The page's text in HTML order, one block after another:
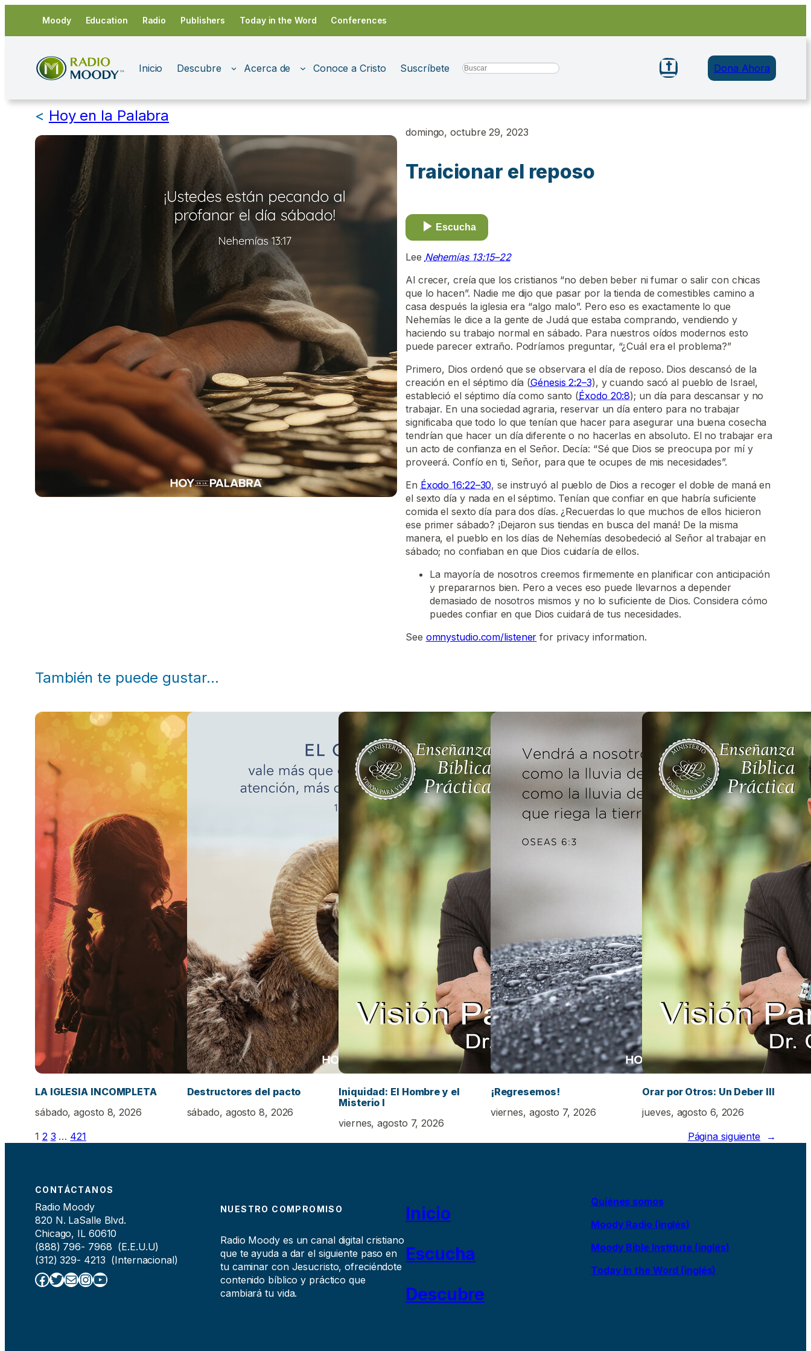
contenido
Moody Education Radio Publishers Today in the Word Conferences
Inicio Descubre Acerca de Conoce a Cristo Suscríbete Search Dona Ahora
< Hoy en la Palabra
domingo, octubre 29, 2023
Traicionar el reposo
Escucha
Lee Nehemías 13:15–22
Al crecer, creía que los cristianos “no deben beber ni fumar o salir con chicas
que lo hacen”. Nadie me dijo que pasar por la tienda de comestibles camino a
casa después la iglesia era “algo malo”. Pero eso es exactamente lo que
Nehemías le dice a la gente de Judá que estaba comprando, vendiendo y
haciendo su trabajo normal en sábado. Para nuestros oídos modernos esto
puede parecer extraño. Podríamos preguntar, “¿Cuál era el problema?”
Primero, Dios ordenó que se observara el día de reposo. Dios descansó de la
creación en el séptimo día (Génesis 2:2­–3), y cuando sacó al pueblo de Israel,
estableció el séptimo día como santo (Éxodo 20:8); un día para descansar y no
trabajar. En una sociedad agraria, reservar un día entero para no trabajar
significaba que todo lo que tenían que hacer para asegurar una buena cosecha
tendrían que hacer un día diferente o no hacerlas en absoluto. El no trabajar era
un acto de confianza en el Señor. Decía: “Sé que Dios se preocupa por mí y
proveerá. Confío en ti, Señor, para que te ocupes de mis necesidades”.
En Éxodo 16:22–30, se instruyó al pueblo de Dios a recoger el doble de maná en
el sexto día y nada en el séptimo. Tenían que confiar en que habría suficiente
comida el sexto día para dos días. ¿Recuerdas lo que muchos de ellos hicieron
ese primer sábado? ¡Dejaron sus tiendas en busca del maná! De la misma
manera, el pueblo en los días de Nehemías desobedeció al Señor al trabajar en
sábado; no confiaban en que Dios cuidaría de ellos.
La mayoría de nosotros creemos firmemente en planificar con anticipación
y prepararnos bien. Pero a veces eso puede llevarnos a depender
demasiado de nosotros mismos y no lo suficiente de Dios. Considera cómo
puedes confiar en que Dios cuidará de tus necesidades.
See omnystudio.com/listener for privacy information.
También te puede gustar…
LA IGLESIA INCOMPLETA
sábado, agosto 8, 2026
Destructores del pacto
sábado, agosto 8, 2026
Iniquidad: El Hombre y el
Misterio I
viernes, agosto 7, 2026
¡Regresemos!
viernes, agosto 7, 2026
Orar por Otros: Un Deber III
jueves, agosto 6, 2026
1 2 3 … 421 Página siguiente →
CONTÁCTANOS
Radio Moody
820 N. LaSalle Blvd.
Chicago, IL 60610
(888) 796- 7968 (E.E.U.U)
(312) 329- 4213 (Internacional)
Facebook Twitter Correo electrónico InstagramYouTube
NUESTRO COMPROMISO
Radio Moody es un canal digital cristiano
que te ayuda a dar el siguiente paso en
tu caminar con Jesucristo, ofreciéndote
contenido bíblico y práctico que
cambiará tu vida.
Inicio
Escucha
Descubre
Quiénes somos
Moody Radio (inglés)
Moody Bible Institute (inglés)
Today in the Word (inglés)